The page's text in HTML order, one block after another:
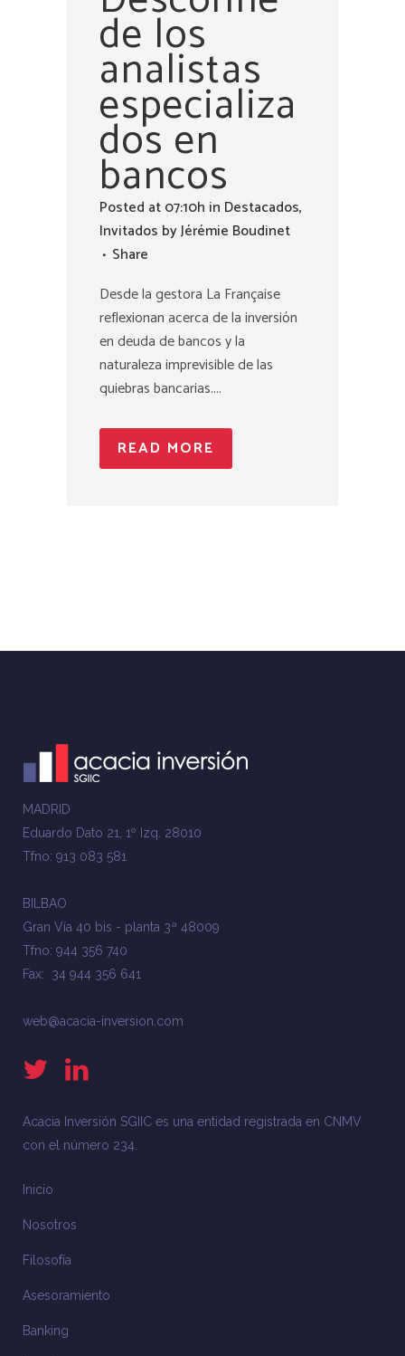
de los
analistas
especializa
dos en
bancos
Posted at 07:10h in Destacados,
Invitados byJérémie Boudinet
Share
Desde la gestora La Française
reflexionan acerca de la inversión
en deuda de bancos y la
naturaleza imprevisible de las
quiebras bancarias....
READ MORE
MADRID
Eduardo Dato 21, 1º Izq. 28010
Tfno: 913 083 581
BILBAO
Gran Vía 40 bis - planta 3ª 48009
Tfno: 944 356 740
Fax: 34 944 356 641
web@acacia-inversion.com
Acacia Inversión SGIIC es una entidad registrada en CNMV
con el número 234.
Inicio
Nosotros
Filosofía
Asesoramiento
Banking